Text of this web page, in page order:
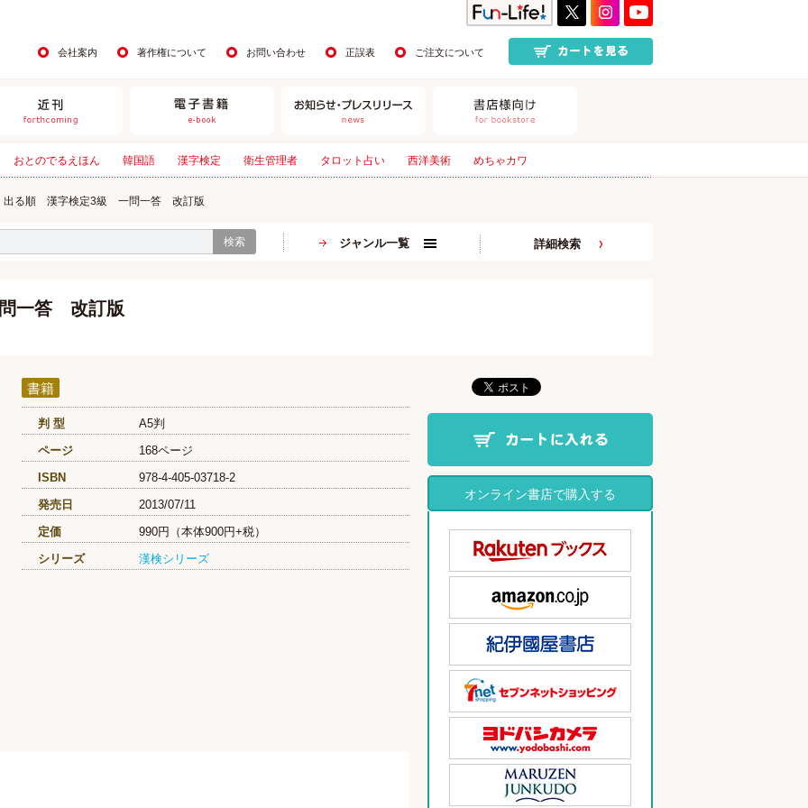
会社案内 著作権について お問い合わせ 正誤表 ご注文について
おとのでるえほん 韓国語 漢字検定 衛生管理者 タロット占い 西洋美術 めちゃカワ
出る順 漢字検定3級 一問一答 改訂版
検索 ジャンル一覧 詳細検索
一答 改訂版
書籍
判 型
A5判
ページ
168ページ
ISBN
978-4-405-03718-2
発売日
2013/07/11
定価
990円（本体900円+税）
シリーズ
漢検シリーズ
オンライン書店で購入する